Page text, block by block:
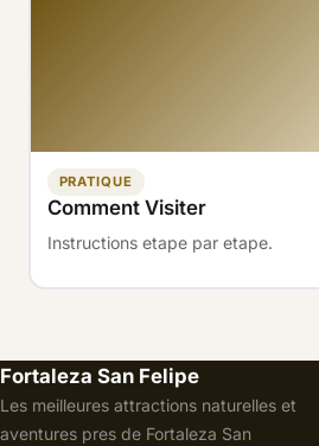
PRATIQUE
Comment Visiter
Instructions etape par etape.
Fortaleza San Felipe
Les meilleures attractions naturelles et
aventures pres de Fortaleza San